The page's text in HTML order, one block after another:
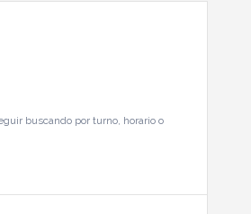
buscando por turno, horario o